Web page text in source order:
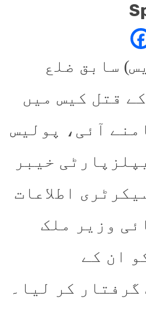
سابق ضلع
قتل کیس میں
آئی، پولیس
خیبر
اطلاعات
وزیر ملک
ان کے
کر لیا۔